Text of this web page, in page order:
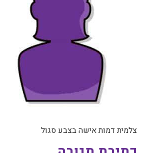
צלמית דמות אישה בצבע סגול